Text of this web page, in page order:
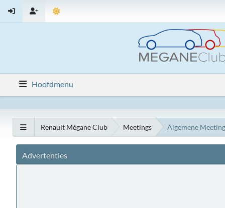
Hoofdmenu
Renault Mégane Club Meetings Algemene
Advertenties